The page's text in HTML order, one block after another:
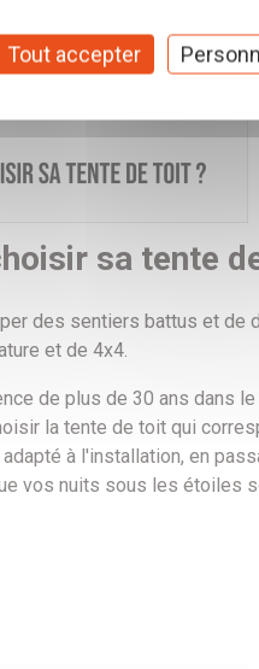
sa tente
des sentiers battus et
et de 4x4.
de plus de 30 ans dans
la tente de toit qui
à l'installation, en
vos nuits sous les étoiles
Tout accepter